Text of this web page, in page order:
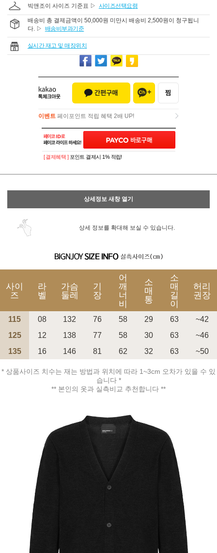
빅앤조이 사이즈 기준표 ▷ 사이즈선택요령
배송비 총 결제금액이 50,000원 미만시 배송비 2,500원이 청구됩니
다. ▷ 배송비부과기준
실시간 재고 및 매장위치
이벤트 페이포인트 적립 혜택 2배 UP!
이벤트페이포인트 적립 혜택 2배 UP!
페이코 ID로 페
PAYCO 바로구매
[ 결제혜택 ] 포인트 결제시 1% 적립!
상세정보 새창 열기
상세 정보를 확대해 보실 수 있습니다.
사이
즈
라
벨
가슴
둘레
기
장
어
깨
너
비
소
매
통
소
매
길
이
허리
권장
115 08 132 76 58 29 63
~42
125
12 138 77 58 30 63
~46
135
16 146 81 62 32 63 ~50
* 상품사이즈 치수는 재는 방법과 위치에 따라 1~3cm 오차가 있을 수 있
습니다 *
** 본인의 옷과 실측비교 추천합니다 **